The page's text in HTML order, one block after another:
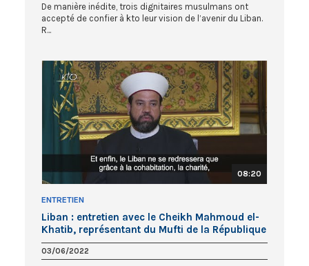
De manière inédite, trois dignitaires musulmans ont
accepté de confier à kto leur vision de l’avenir du Liban.
R...
08:20
ENTRETIEN
Liban : entretien avec le Cheikh Mahmoud el-
Khatib, représentant du Mufti de la République
03/06/2022